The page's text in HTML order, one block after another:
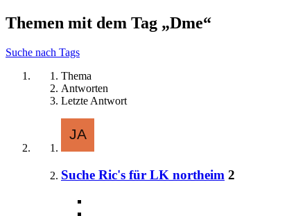
Themen mit dem Tag „Dme“
Suche nach Tags
Thema
Antworten
Letzte Antwort
Suche Ric's für LK northeim 2